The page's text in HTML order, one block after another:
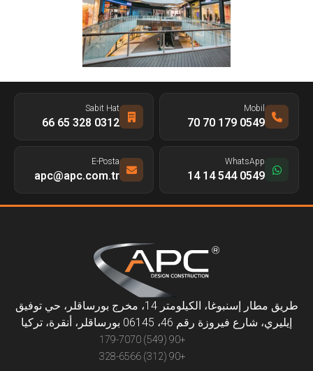
Mobil
0549 179 70 70
Sabit Hat
0312 328 65 66
WhatsApp
0549 544 14 14
E-Posta
apc@apc.com.tr
طريق مطار إسنبوغا، الكيلومتر 14، مخرج بورساقلر، حي توفيق
إيليري، شارع فيروزة رقم 46، 06145 بورساقلر، أنقرة، تركيا
+90 (549) 179-7070
+90 (312) 328-6566